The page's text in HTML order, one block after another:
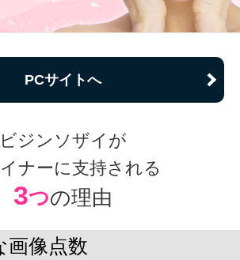
PCサイトへ
ビジンソザイが
ナーに支持される
3つの理由
画像点数